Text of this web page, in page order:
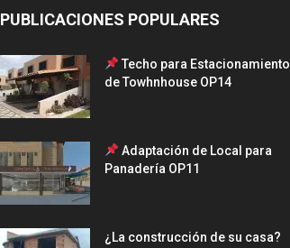
PUBLICACIONES POPULARES
Techo para Estacionamiento
de Towhnhouse OP14
Adaptación de Local para
Panadería OP11
¿La construcción de su casa?